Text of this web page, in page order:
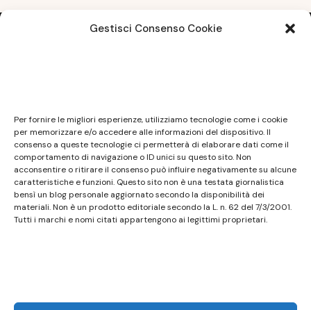
Gestisci Consenso Cookie
Per fornire le migliori esperienze, utilizziamo tecnologie come i cookie
per memorizzare e/o accedere alle informazioni del dispositivo. Il
consenso a queste tecnologie ci permetterà di elaborare dati come il
comportamento di navigazione o ID unici su questo sito. Non
acconsentire o ritirare il consenso può influire negativamente su alcune
caratteristiche e funzioni. Questo sito non è una testata giornalistica
bensì un blog personale aggiornato secondo la disponibilità dei
materiali. Non è un prodotto editoriale secondo la L. n. 62 del 7/3/2001.
Tutti i marchi e nomi citati appartengono ai legittimi proprietari.
non ha carattere periodico essendo aggiornato
secondo la disponibilità e la reperibilità dei materiali.
Pertanto non può essere considerato in alcun modo
un prodotto editoriale ai sensi della L. n. 62 del
7/3/2001. Tutti i marchi riportati appartengono ai
legittimi proprietari; marchi di terzi, nomi di prodotti,